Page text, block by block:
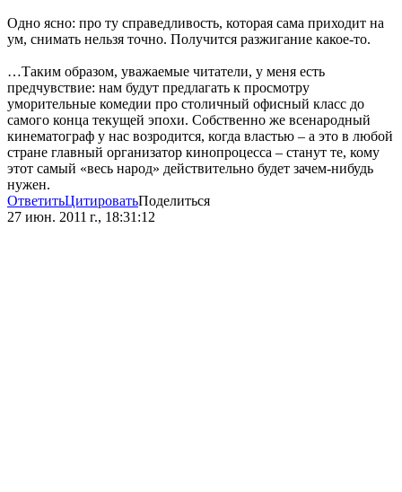
Одно ясно: про ту справедливость, которая сама приходит на
ум, снимать нельзя точно. Получится разжигание какое-то.
…Таким образом, уважаемые читатели, у меня есть
предчувствие: нам будут предлагать к просмотру
уморительные комедии про столичный офисный класс до
самого конца текущей эпохи. Собственно же всенародный
кинематограф у нас возродится, когда властью – а это в любой
стране главный организатор кинопроцесса – станут те, кому
этот самый «весь народ» действительно будет зачем-нибудь
нужен.
ОтветитьЦитироватьПоделиться
27 июн. 2011 г., 18:31:12